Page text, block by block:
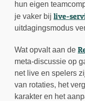
hun eigen
je vaker bij live-
uitdagingsmodus
Wat opvalt aan de
meta-discussie op
net live en spelers
van rotaties, het
karakter en het